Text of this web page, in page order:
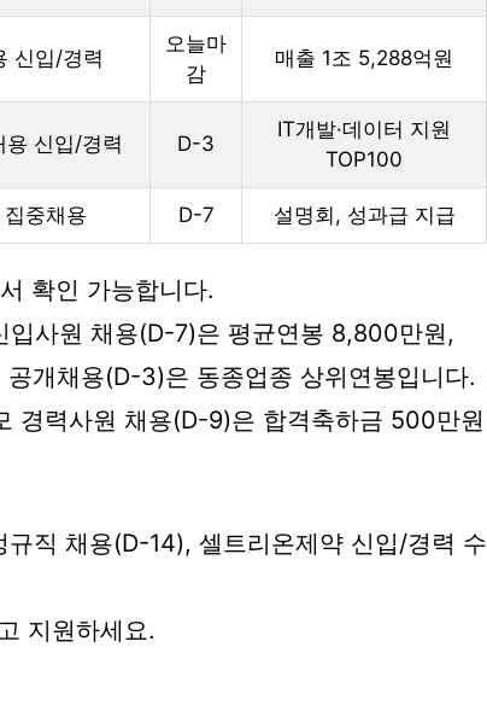
신입/경력
오늘마
감
매출 1조 5,288억원
용 신입/경력 D-3
IT개발·데이터 지원
TOP100
중채용 D-7 설명회, 성과급 지급
확인 가능합니다.
사원 채용(D-7)은 평균연봉 8,800만원,
개채용(D-3)은 동종업종 상위연봉입니다.
경력사원 채용(D-9)은 합격축하금 500만원
직 채용(D-14), 셀트리온제약 신입/경력 수
지원하세요.